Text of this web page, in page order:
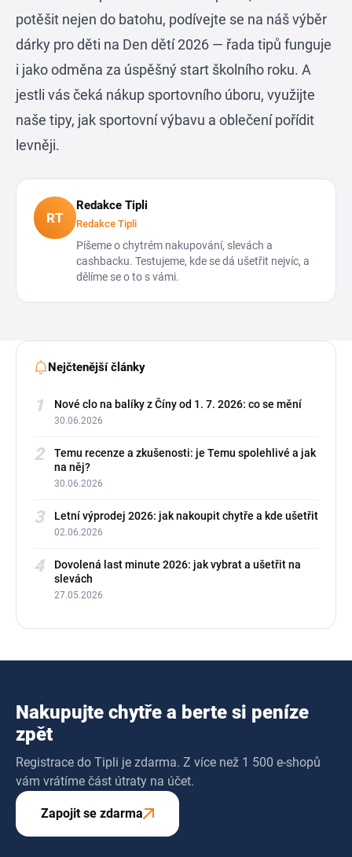
potěšit nejen do batohu, podívejte se na náš výběr
dárky pro děti na Den dětí 2026 — řada tipů funguje
i jako odměna za úspěšný start školního roku. A
jestli vás čeká nákup sportovního úboru, využijte
naše tipy, jak sportovní výbavu a oblečení pořídit
levněji.
RT
Redakce Tipli
Redakce Tipli
Píšeme o chytrém nakupování, slevách a
cashbacku. Testujeme, kde se dá ušetřit nejvíc, a
dělíme se o to s vámi.
Nejčtenější články
1 Nové clo na balíky z Číny od 1. 7. 2026: co se mění
30.06.2026
2
Temu recenze a zkušenosti: je Temu spolehlivé a jak
na něj?
30.06.2026
3 Letní výprodej 2026: jak nakoupit chytře a kde ušetřit
02.06.2026
4
Dovolená last minute 2026: jak vybrat a ušetřit na
slevách
27.05.2026
Nakupujte chytře a berte si peníze
zpět
Registrace do Tipli je zdarma. Z více než 1 500 e-shopů
vám vrátíme část útraty na účet.
Zapojit se zdarma